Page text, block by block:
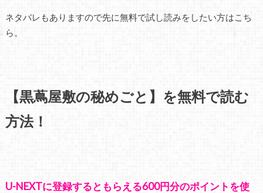
ネタバレもありますので先に無料で試し読みをしたい方はこち
ら。
【黒蔦屋敷の秘めごと】を無料で読む
方法！
U-NEXTに登録するともらえる600円分のポイントを使